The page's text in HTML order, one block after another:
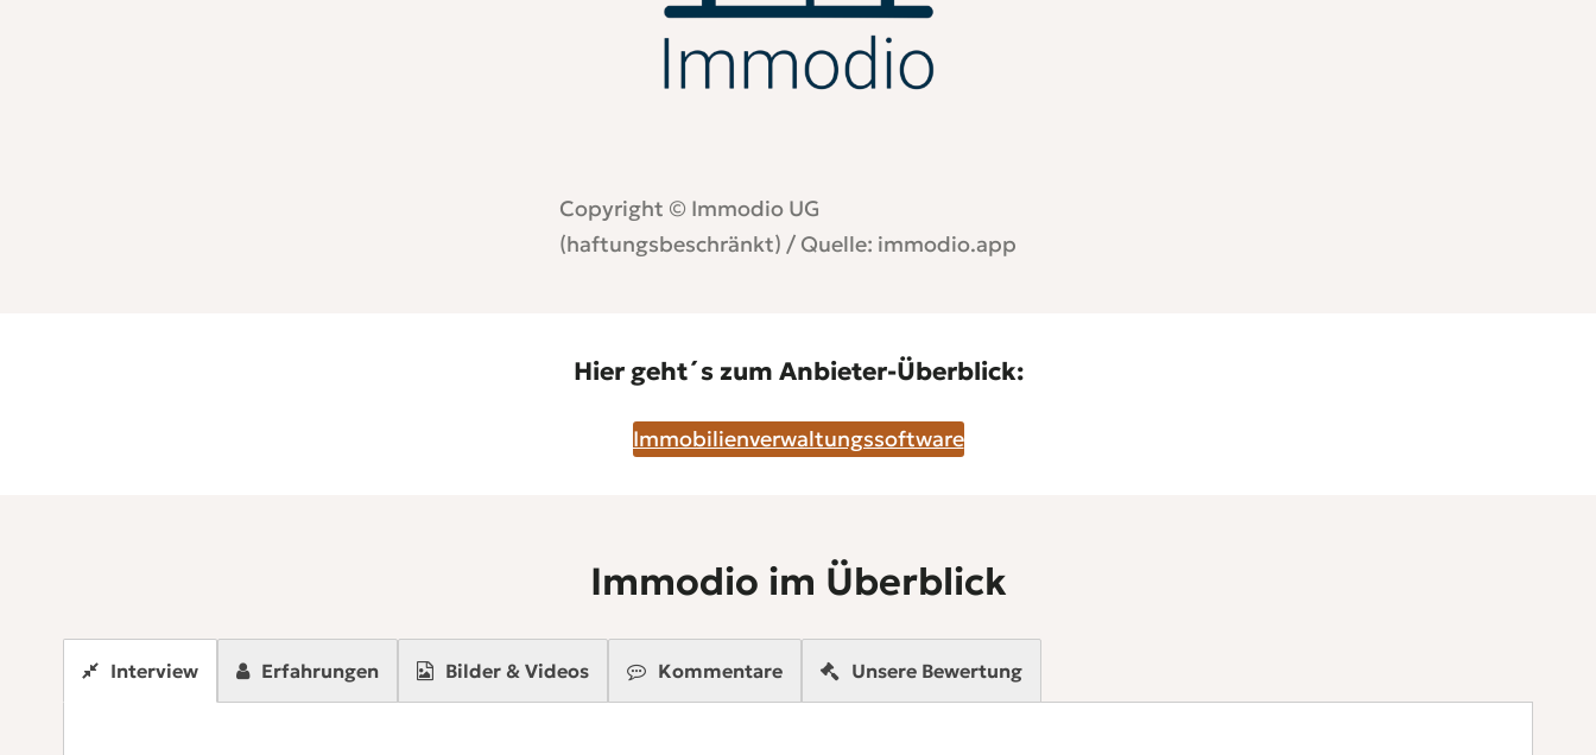
Copyright © Immodio UG
(haftungsbeschränkt) / Quelle: immodio.app
Hier geht´s zum Anbieter-Überblick:
Immobilienverwaltungssoftware
Immodio im Überblick
Interview Erfahrungen Bilder & Videos Kommentare Unsere Bewertung